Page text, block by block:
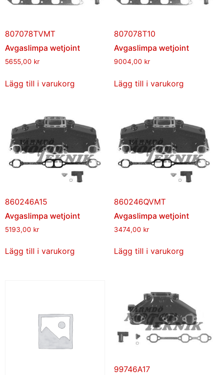
807078TVMT
Avgaslimpa wetjoint
5655,00 kr
Lägg till i varukorg
807078T10
Avgaslimpa wetjoint
9004,00 kr
Lägg till i varukorg
860246A15
Avgaslimpa wetjoint
5193,00 kr
Lägg till i varukorg
860246QVMT
Avgaslimpa wetjoint
3474,00 kr
Lägg till i varukorg
99746A17